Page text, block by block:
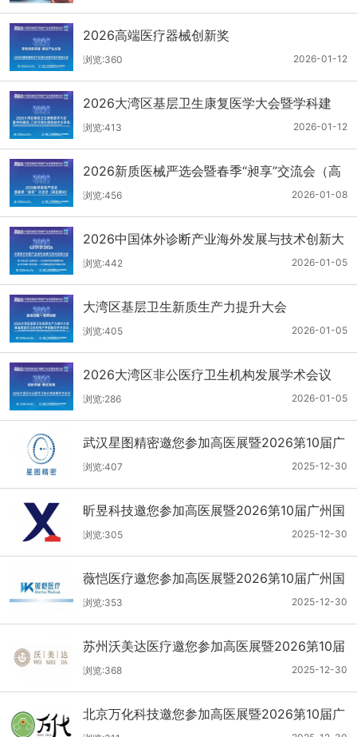
2026高端医疗器械创新奖
2026-01-12
浏览:360
2026大湾区基层卫生康复医学大会暨学科建
设、门诊可视化微创技术分享会
2026-01-12
浏览:413
2026新质医械严选会暨春季“昶享”交流会（高
医展站）
2026-01-08
浏览:456
2026中国体外诊断产业海外发展与技术创新大
会
2026-01-05
浏览:442
大湾区基层卫生新质生产力提升大会
2026-01-05
浏览:405
2026大湾区非公医疗卫生机构发展学术会议
2026-01-05
浏览:286
武汉星图精密邀您参加高医展暨2026第10届广
州国际医疗器械设计与制造技术展
2025-12-30
浏览:407
昕昱科技邀您参加高医展暨2026第10届广州国
际医疗器械设计与制造技术展
2025-12-30
浏览:305
薇恺医疗邀您参加高医展暨2026第10届广州国
际医疗器械设计与制造技术展
2025-12-30
浏览:353
苏州沃美达医疗邀您参加高医展暨2026第10届
广州国际医疗器械设计与制造技术展
2025-12-30
浏览:368
北京万化科技邀您参加高医展暨2026第10届广